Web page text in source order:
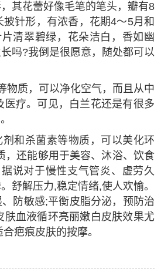
其花蕾好像毛笔的笔头，瓣有8
针形，有浓香，花期4～5月和
清翠碧绿，花朵洁白，香如幽
吗?我倒是很愿意，随处都可以
物质，可以净化空气，而且从中
疗。可见，白兰花还是有很多
和杀菌素等物质，可以美化环
，还能够用于美容、沐浴、饮食
说对于慢性支气管炎、虚劳久
舒解压力,稳定情绪,使人欢愉。
防敏感;平衡皮脂分泌，预防治
血液循环亮丽嫩白皮肤效果尤
疤痕皮肤的按摩。